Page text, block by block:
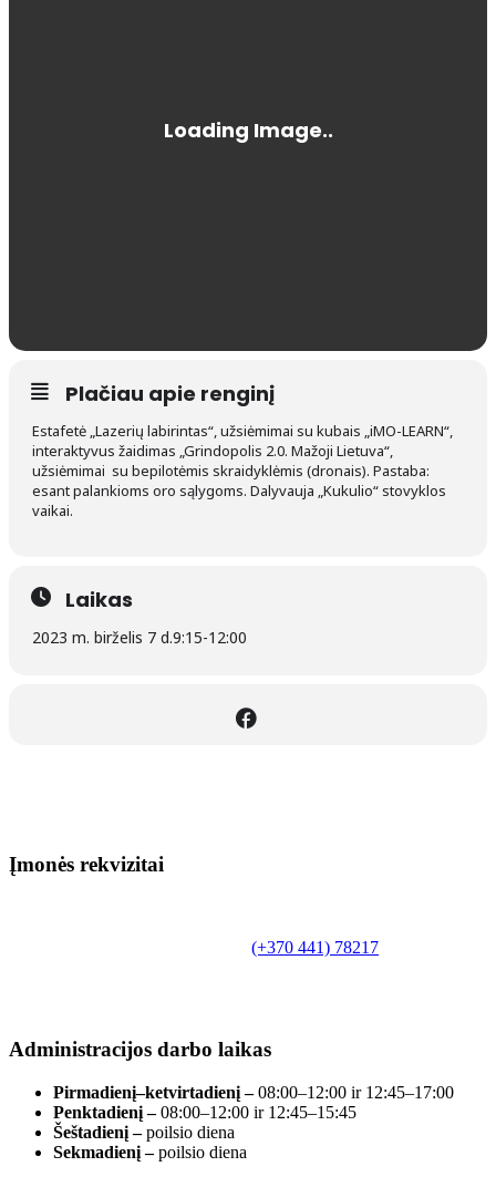
Plačiau apie renginį
Estafetė „Lazerių labirintas“, užsiėmimai su kubais „iMO-LEARN“,
interaktyvus žaidimas „Grindopolis 2.0. Mažoji Lietuva“,
užsiėmimai su bepilotėmis skraidyklėmis (dronais). Pastaba:
esant palankioms oro sąlygoms. Dalyvauja „Kukulio“ stovyklos
vaikai.
Laikas
2023 m. birželis 7 d.9:15-12:00
Įmonės rekvizitai
(+370 441) 78217
Administracijos darbo laikas
Pirmadienį–ketvirtadienį –08:00–12:00 ir 12:45–17:00
Penktadienį –08:00–12:00 ir 12:45–15:45
Šeštadienį –poilsio diena
Sekmadienį –poilsio diena